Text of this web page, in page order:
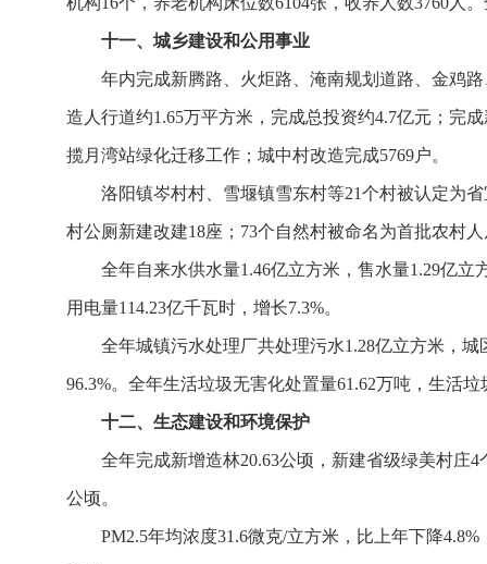
十一、城乡建设和公用事业
年内完成新腾路、火炬路、淹南规划道路、金鸡
造人行道约1.65万平方米，完成总投资约4.7亿元；完
揽月湾站绿化迁移工作；城中村改造完成5769户。
洛阳镇岑村村、雪堰镇雪东村等21个村被认定为
村公厕新建改建18座；73个自然村被命名为首批农村
全年自来水供水量1.46亿立方米，售水量1.29亿
用电量114.23亿千瓦时，增长7.3%。
全年城镇污水处理厂共处理污水1.28亿立方米，
96.3%。全年生活垃圾无害化处置量61.62万吨，生活
十二、生态建设和环境保护
全年完成新增造林20.63公顷，新建省级绿美村庄
公顷。
PM2.5年均浓度31.6微克/立方米，比上年下降